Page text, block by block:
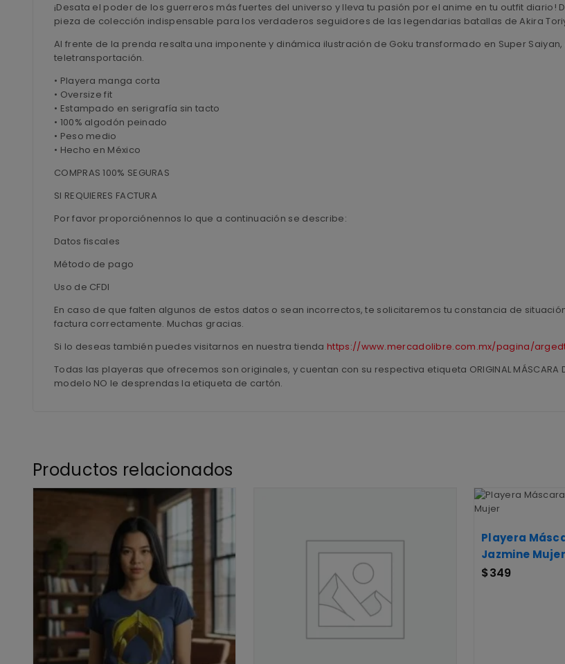
¡Desata el poder de los guerreros más fuertes del universo y lleva tu pasión por el anime en tu outfit diario!
pieza de colección indispensable para los verdaderos seguidores de las legendarias batallas de Akira
Al frente de la prenda resalta una imponente y dinámica ilustración de Goku transformado en Super
teletransportación.
• Playera manga corta
• Oversize fit
• Estampado en serigrafía sin tacto
• 100% algodón peinado
• Peso medio
• Hecho en México
COMPRAS 100% SEGURAS
SI REQUIERES FACTURA
Por favor proporciónennos lo que a continuación se describe:
Datos fiscales
Método de pago
Uso de CFDI
En caso de que falten algunos de estos datos o sean incorrectos, te solicitaremos tu constancia de
factura correctamente. Muchas gracias.
Si lo deseas también puedes visitarnos en nuestra tiendahttps://www.mercadolibre.com.mx/pagina/
Todas las playeras que ofrecemos son originales, y cuentan con su respectiva etiqueta ORIGINAL
modelo NO le desprendas la etiqueta de cartón.
Productos relacionados
Playera
Jazmine Mujer
$349